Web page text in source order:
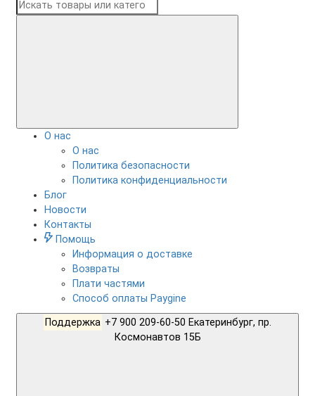
О нас
О нас
Политика безопасности
Политика конфиденциальности
Блог
Новости
Контакты
Помощь
Информация о доставке
Возвраты
Плати частями
Способ оплаты Paygine
Поддержка +7 900 209-60-50 Екатеринбург, пр.